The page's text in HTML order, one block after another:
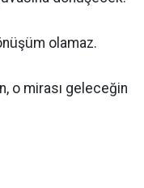
olamaz.
o mirası geleceğin